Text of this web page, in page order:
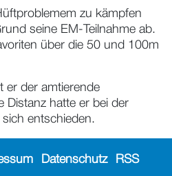
zu kämpfen
seine EM-Teilnahme ab.
über die 50 und 100m
er der amtierende
Distanz hatte er bei der
entschieden.
Datenschutz RSS